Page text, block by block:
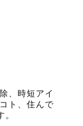
、時短アイ
ト、住んで